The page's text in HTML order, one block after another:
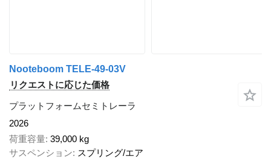
Nooteboom TELE-49-03V
リクエストに応じた価格
プラットフォームセミトレーラ
2026
荷重容量 39,000 kg
サスペンション
スプリング/エア